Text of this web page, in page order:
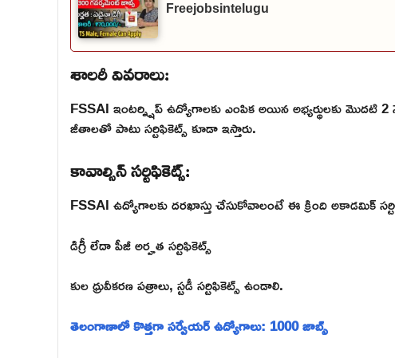
Freejobsintelugu
శాలరీ వివరాలు:
FSSAI ఇంటర్న్షిప్ ఉద్యోగాలకు ఎంపిక అయిన అభ్యర్థులకు
జీతాలతో పాటు సర్టిఫికెట్స్ కూడా ఇస్తారు.
కావాల్సిన్ సర్టిఫికెట్స్:
FSSAI ఉద్యోగాలకు దరఖాస్తు చేసుకోవాలంటే ఈ క్రింది అకాడమిక్
డిగ్రీ లేదా పీజీ అర్హత సర్టిఫికెట్స్
కుల ధ్రువీకరణ పత్రాలు, స్టడీ సర్టిఫికెట్స్ ఉండాలి.
తెలంగాణాలో కొత్తగా సర్వేయర్ ఉద్యోగాలు: 1000 జాబ్స్